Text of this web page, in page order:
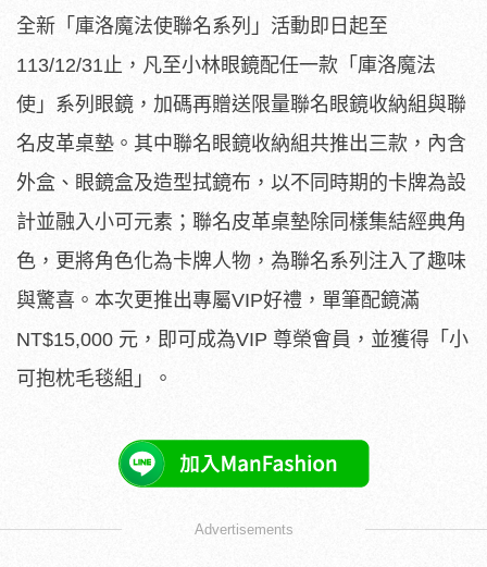
全新「庫洛魔法使聯名系列」活動即日起至
113/12/31止，凡至小林眼鏡配任一款「庫洛魔法
使」系列眼鏡，加碼再贈送限量聯名眼鏡收納組與聯
名皮革桌墊。其中聯名眼鏡收納組共推出三款，內含
外盒、眼鏡盒及造型拭鏡布，以不同時期的卡牌為設
計並融入小可元素；聯名皮革桌墊除同樣集結經典角
色，更將角色化為卡牌人物，為聯名系列注入了趣味
與驚喜。本次更推出專屬VIP好禮，單筆配鏡滿
NT$15,000 元，即可成為VIP 尊榮會員，並獲得「小
可抱枕毛毯組」。
Advertisements